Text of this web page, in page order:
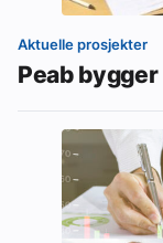
Aktuelle prosjekter
Peab